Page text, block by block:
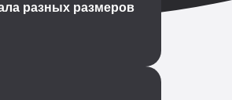
разных размеров